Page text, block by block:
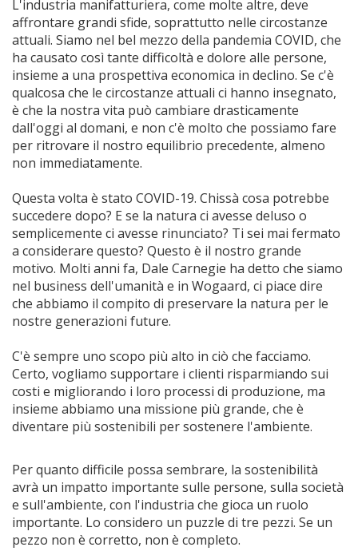
L'industria manifatturiera, come molte altre, deve
affrontare grandi sfide, soprattutto nelle circostanze
attuali. Siamo nel bel mezzo della pandemia COVID, che
ha causato così tante difficoltà e dolore alle persone,
insieme a una prospettiva economica in declino. Se c'è
qualcosa che le circostanze attuali ci hanno insegnato,
è che la nostra vita può cambiare drasticamente
dall'oggi al domani, e non c'è molto che possiamo fare
per ritrovare il nostro equilibrio precedente, almeno
non immediatamente.
Questa volta è stato COVID-19. Chissà cosa potrebbe
succedere dopo? E se la natura ci avesse deluso o
semplicemente ci avesse rinunciato? Ti sei mai fermato
a considerare questo? Questo è il nostro grande
motivo. Molti anni fa, Dale Carnegie ha detto che siamo
nel business dell'umanità e in Wogaard, ci piace dire
che abbiamo il compito di preservare la natura per le
nostre generazioni future.
C'è sempre uno scopo più alto in ciò che facciamo.
Certo, vogliamo supportare i clienti risparmiando sui
costi e migliorando i loro processi di produzione, ma
insieme abbiamo una missione più grande, che è
diventare più sostenibili per sostenere l'ambiente.
Per quanto difficile possa sembrare, la sostenibilità
avrà un impatto importante sulle persone, sulla società
e sull'ambiente, con l'industria che gioca un ruolo
importante. Lo considero un puzzle di tre pezzi. Se un
pezzo non è corretto, non è completo.